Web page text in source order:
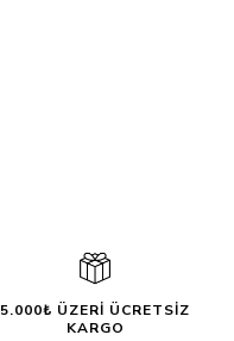
5.000₺ ÜZERİ ÜCRETSİZ
KARGO